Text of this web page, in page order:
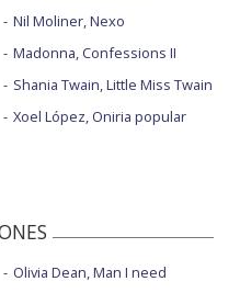
Nil Moliner, Nexo
Madonna, Confessions II
Shania Twain, Little Miss Twain
Xoel López, Oniria popular
Olivia Dean, Man I need